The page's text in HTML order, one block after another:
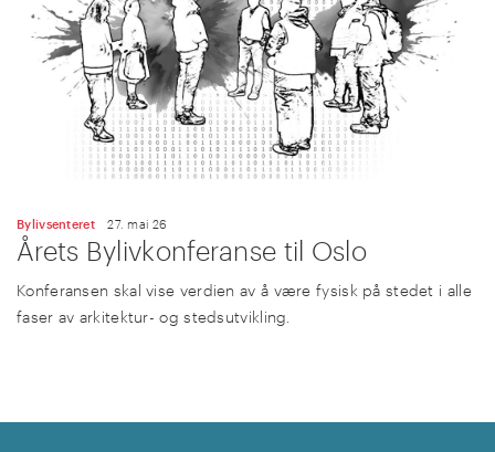
Bylivsenteret 27. mai 26
Årets Bylivkonferanse til Oslo
Konferansen skal vise verdien av å være fysisk på stedet i alle
faser av arkitektur- og stedsutvikling.